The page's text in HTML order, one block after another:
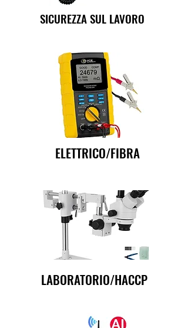
SICUREZZA SUL LAVORO
ELETTRICO/FIBRA
LABORATORIO/HACCP